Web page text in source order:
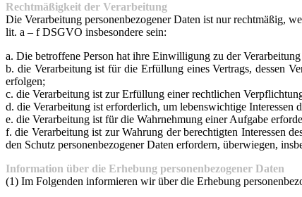
Rechtmäßigkeit der Verarbeitung
Die Verarbeitung personenbezogener Daten ist nur rechtmäßig,
lit. a – f DSGVO insbesondere sein:
a. Die betroffene Person hat ihre Einwilligung zu der
b. die Verarbeitung ist für die Erfüllung eines Vertrags, dessen
erfolgen;
c. die Verarbeitung ist zur Erfüllung einer rechtlichen
d. die Verarbeitung ist erforderlich, um lebenswichtige Interessen
e. die Verarbeitung ist für die Wahrnehmung einer Aufgabe
f. die Verarbeitung ist zur Wahrung der berechtigten Interessen
den Schutz personenbezogener Daten erfordern, überwiegen,
Information über die Erhebung personenbezogener Daten
(1) Im Folgenden informieren wir über die Erhebung